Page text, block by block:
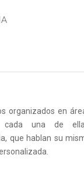
organizados en
cada una de
que hablan su